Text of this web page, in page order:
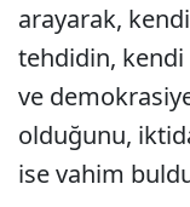
arayarak,
tehdidin, kendi
ve
olduğunu,
ise vahim